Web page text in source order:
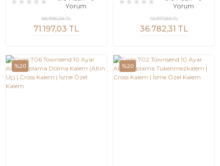
Yorum
71.197,03 TL
88.996,28 TL
Yorum
36.782,31 TL
45.977,89 TL
%20 %20